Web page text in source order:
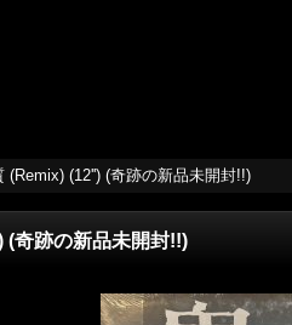
(Remix) (12'') (奇跡の新品未開封!!)
(奇跡の新品未開封!!)